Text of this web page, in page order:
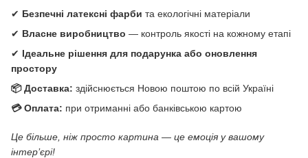
✔ Безпечні латексні фарби та екологічні матеріали
✔ Власне виробництво — контроль якості на кожному етапі
✔ Ідеальне рішення для подарунка або оновлення
простору
📦 Доставка: здійснюється Новою поштою по всій Україні
💳 Оплата: при отриманні або банківською картою
Це більше, ніж просто картина — це емоція у вашому
інтер’єрі!